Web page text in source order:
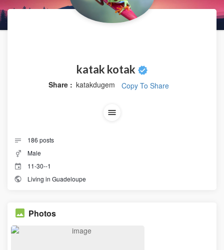
katak kotak
Share : katakdugem Copy To Share
186 posts
Male
11-30--1
Living in Guadeloupe
Photos